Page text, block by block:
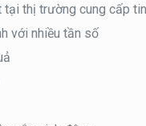
thị trường cung cấp
với nhiều tần số